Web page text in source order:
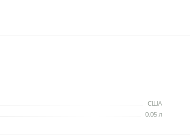
США
0.05 л